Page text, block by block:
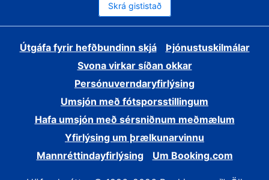
Skrá gististað
Útgáfa fyrir hefðbundinn skjá
Þjónustuskilmálar
Svona virkar síðan okkar
Persónuverndaryfirlýsing
Umsjón með fótsporsstillingum
Hafa umsjón með sérsniðnum meðmælum
Yfirlýsing um þrælkunarvinnu
Mannréttindayfirlýsing
Um Booking.com